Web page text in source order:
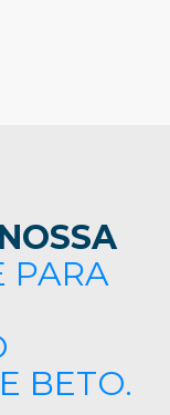
PARA
BETO.